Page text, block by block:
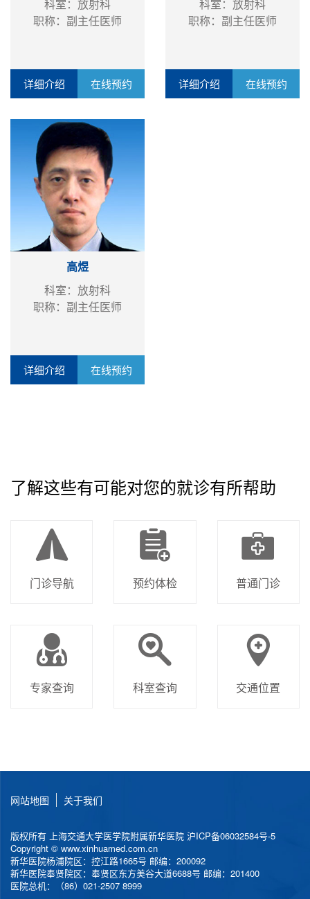
科室：放射科
职称：副主任医师
详细介绍 在线预约
科室：放射科
职称：副主任医师
详细介绍 在线预约
高煜
科室：放射科
职称：副主任医师
详细介绍 在线预约
了解这些有可能对您的就诊有所帮助
门诊导航 预约体检 普通门诊
专家查询 科室查询 交通位置
网站地图 关于我们
版权所有 上海交通大学医学院附属新华医院 沪ICP备06032584号-5
Copyright © www.xinhuamed.com.cn
新华医院杨浦院区：控江路1665号 邮编：200092
新华医院奉贤院区：奉贤区东方美谷大道6688号 邮编：201400
医院总机：（86）021-2507 8999